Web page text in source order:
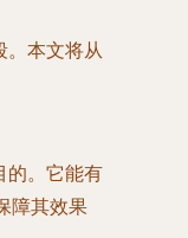
。本文将从
的。它能有
障其效果